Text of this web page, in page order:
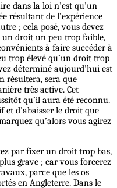
dans la loi n’est qu’un
résultant de l’expérience
; cela posé, vous devez
droit un peu trop faible,
à faire succéder à
trop élevé qu’un droit trop
déterminé aujourd’hui est
résultera, sera que
très active. Cet
qu’il aura été reconnu.
d’abaisser le droit que
qu’alors vous agirez
par fixer un droit trop bas,
grave ; car vous forcerez
parce que les os
en Angleterre. Dans le